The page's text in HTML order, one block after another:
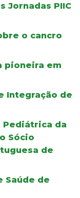
Jornadas PIIC
o cancro
pioneira em
Integração de
Pediátrica da
Sócio
de
Saúde de